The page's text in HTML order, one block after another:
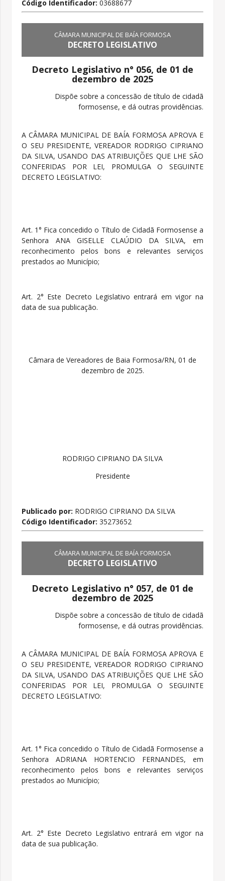
Código Identificador:03688677
CÂMARA MUNICIPAL DE BAÍA FORMOSA
DECRETO LEGISLATIVO
Decreto Legislativo n° 056, de 01 de
dezembro de 2025
Dispõe sobre a concessão de título de cidadã
formosense, e dá outras providências.
A CÂMARA MUNICIPAL DE BAÍA FORMOSA APROVA E
O SEU PRESIDENTE, VEREADOR RODRIGO CIPRIANO
DA SILVA, USANDO DAS ATRIBUIÇÕES QUE LHE SÃO
CONFERIDAS POR LEI, PROMULGA O SEGUINTE
DECRETO LEGISLATIVO:
Art. 1° Fica concedido o Título de Cidadã Formosense a
Senhora ANA GISELLE CLAÚDIO DA SILVA, em
reconhecimento pelos bons e relevantes serviços
prestados ao Município;
Art. 2° Este Decreto Legislativo entrará em vigor na
data de sua publicação.
Câmara de Vereadores de Baia Formosa/RN, 01 de
dezembro de 2025.
RODRIGO CIPRIANO DA SILVA
Presidente
Publicado por: RODRIGO CIPRIANO DA SILVA
Código Identificador:35273652
CÂMARA MUNICIPAL DE BAÍA FORMOSA
DECRETO LEGISLATIVO
Decreto Legislativo n° 057, de 01 de
dezembro de 2025
Dispõe sobre a concessão de título de cidadã
formosense, e dá outras providências.
A CÂMARA MUNICIPAL DE BAÍA FORMOSA APROVA E
O SEU PRESIDENTE, VEREADOR RODRIGO CIPRIANO
DA SILVA, USANDO DAS ATRIBUIÇÕES QUE LHE SÃO
CONFERIDAS POR LEI, PROMULGA O SEGUINTE
DECRETO LEGISLATIVO:
Art. 1° Fica concedido o Título de Cidadã Formosense a
SenhoraADRIANA HORTENCIO FERNANDES, em
reconhecimento pelos bons e relevantes serviços
prestados ao Município;
Art. 2° Este Decreto Legislativo entrará em vigor na
data de sua publicação.